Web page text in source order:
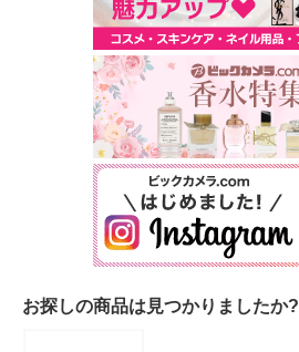
お探しの商品は見つかりましたか?